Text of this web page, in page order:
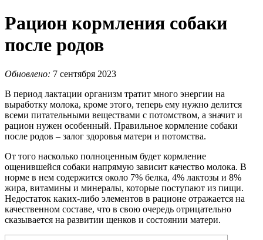
Рацион кормления собаки
после родов
Обновлено: 7 сентября 2023
В период лактации организм тратит много энергии на
выработку молока, кроме этого, теперь ему нужно делится
всеми питательными веществами с потомством, а значит и
рацион нужен особенный. Правильное кормление собаки
после родов – залог здоровья матери и потомства.
От того насколько полноценным будет кормление
ощенившейся собаки напрямую зависит качество молока. В
норме в нем содержится около 7% белка, 4% лактозы и 8%
жира, витамины и минералы, которые поступают из пищи.
Недостаток каких-либо элементов в рационе отражается на
качественном составе, что в свою очередь отрицательно
сказывается на развитии щенков и состоянии матери.